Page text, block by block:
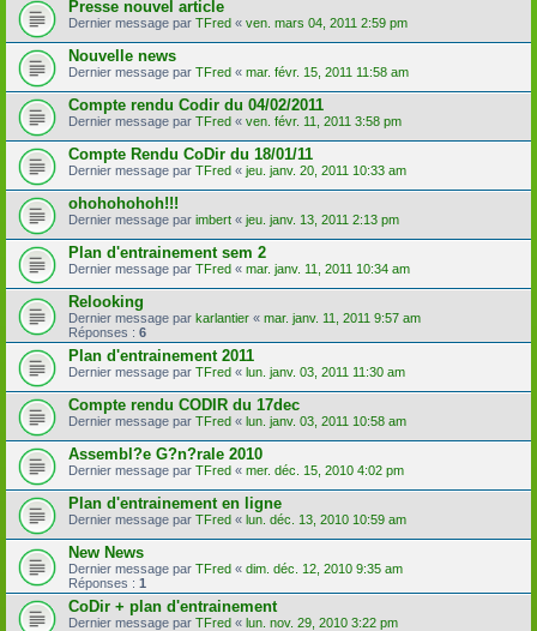
Presse nouvel article
Dernier message par TFred « ven. mars 04, 2011 2:59 pm
Nouvelle news
Dernier message par TFred « mar. févr. 15, 2011 11:58 am
Compte rendu Codir du 04/02/2011
Dernier message par TFred « ven. févr. 11, 2011 3:58 pm
Compte Rendu CoDir du 18/01/11
Dernier message par TFred « jeu. janv. 20, 2011 10:33 am
ohohohohoh!!!
Dernier message par imbert « jeu. janv. 13, 2011 2:13 pm
Plan d'entrainement sem 2
Dernier message par TFred « mar. janv. 11, 2011 10:34 am
Relooking
Dernier message par karlantier « mar. janv. 11, 2011 9:57 am
Réponses : 6
Plan d'entrainement 2011
Dernier message par TFred « lun. janv. 03, 2011 11:30 am
Compte rendu CODIR du 17dec
Dernier message par TFred « lun. janv. 03, 2011 10:58 am
Assembl?e G?n?rale 2010
Dernier message par TFred « mer. déc. 15, 2010 4:02 pm
Plan d'entrainement en ligne
Dernier message par TFred « lun. déc. 13, 2010 10:59 am
New News
Dernier message par TFred « dim. déc. 12, 2010 9:35 am
Réponses : 1
CoDir + plan d'entrainement
Dernier message par TFred « lun. nov. 29, 2010 3:22 pm